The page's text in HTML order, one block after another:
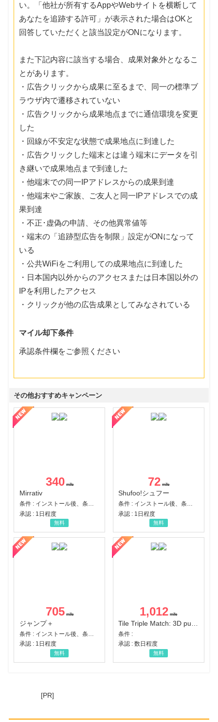
い。「他社が所有するAppやWebサイトを横断して
あなたを追跡する許可」が表示された場合はOKと
回答していただくと該当設定がONになります。
また下記内容に該当する場合、成果対象外となるこ
とがあります。
・広告クリックから成果に至るまで、同一の標準ブ
ラウザ内で遷移されていない
・広告クリックから成果地点までに通信環境を変更
した
・回線が不安定な状態で成果地点に到達した
・広告クリックした端末とは違う端末にデータを引
き継いで成果地点まで到達した
・他端末での同一IPアドレスからの成果到達
・他端末やご家族、ご友人と同一IPアドレスでの成
果到達
・不正･虚偽の申請、その他異常値等
・端末の「追跡型広告を制限」設定がONになって
いる
・公共WiFiをご利用しての成果地点に到達した
・日本国内以外からのアクセスまたは日本国以外の
IPを利用したアクセス
・クリックが他の広告成果としてみなされている
マイル却下条件
承認条件欄をご参照ください
その他おすすめキャンペーン
340
Mirrativ
条件 : インストール後、条件達成
承認 : 1日程度
無料
72
Shufoo!シュフー
条件 : インストール後、条件達成
承認 : 1日程度
無料
705
ジャンプ＋
承認 : 1日程度
無料
1,012
条件 :
承認 : 数日程度
無料
[PR]